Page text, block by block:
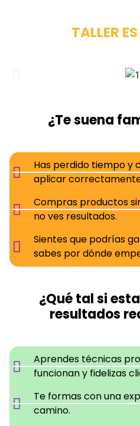
TALLER
¿Te suena
Has perdido tiempo y
aplicar
Compras productos
no ves resultados.
Sientes que podrías
sabes por dónde
¿Qué tal si
resultados
Aprendes técnicas
funcionan y fidelizas
Te formas con una
camino.